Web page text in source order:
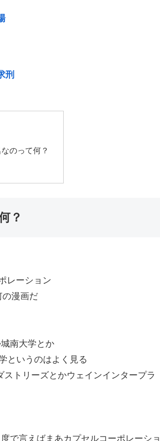
刑
のって何？
？
レーション
の漫画だ
南大学とか
というのはよく見る
トリーズとかウェインインタープラ
で言えばまあカプセルコーポレーショ